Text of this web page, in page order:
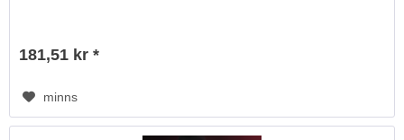
181,51 kr *
minns